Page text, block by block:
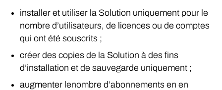
installer et utiliser la Solution uniquement pour le
nombre d’utilisateurs, de licences ou de comptes
qui ont été souscrits ;
créer des copies de la Solution à des fins
d’installation et de sauvegarde uniquement ;
augmenter lenombre d’abonnements en en